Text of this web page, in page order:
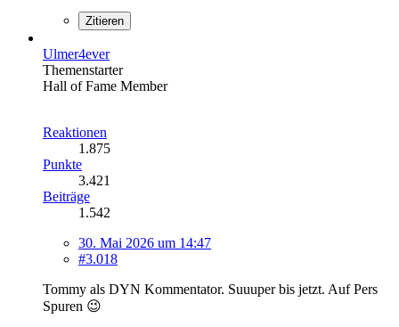
Zitieren
Ulmer4ever
Themenstarter
Hall of Fame Member
Reaktionen
1.875
Punkte
3.421
Beiträge
1.542
30. Mai 2026 um 14:47
#3.018
Tommy als DYN Kommentator. Suuuper bis jetzt. Auf Pers
Spuren 😉